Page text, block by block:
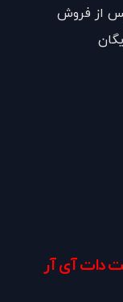
از فروش
دات آی آر